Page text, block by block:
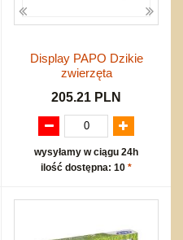
Display PAPO Dzikie
zwierzęta
205.21 PLN
wysyłamy w ciągu 24h
ilość dostępna: 10 *